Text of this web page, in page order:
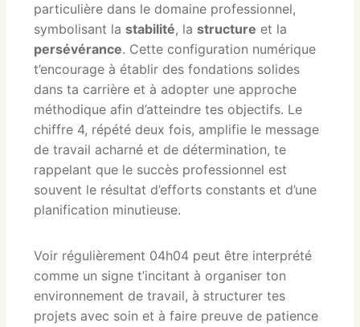
particulière dans le domaine professionnel,
symbolisant la stabilité, la structure et la
persévérance. Cette configuration numérique
t’encourage à établir des fondations solides
dans ta carrière et à adopter une approche
méthodique afin d’atteindre tes objectifs. Le
chiffre 4, répété deux fois, amplifie le message
de travail acharné et de détermination, te
rappelant que le succès professionnel est
souvent le résultat d’efforts constants et d’une
planification minutieuse.
Voir régulièrement 04h04 peut être interprété
comme un signe t’incitant à organiser ton
environnement de travail, à structurer tes
projets avec soin et à faire preuve de patience